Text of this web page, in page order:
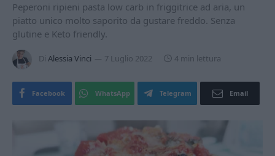
Peperoni ripieni pasta low carb in friggitrice ad aria, un
piatto unico molto saporito da gustare freddo. Senza
glutine e Keto friendly.
Di Alessia Vinci 7 Luglio 2022 4 min lettura
Facebook WhatsApp Telegram Email